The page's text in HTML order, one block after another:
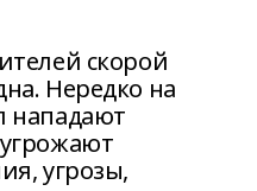
скорой
Нередко на
нападают
угрозы,